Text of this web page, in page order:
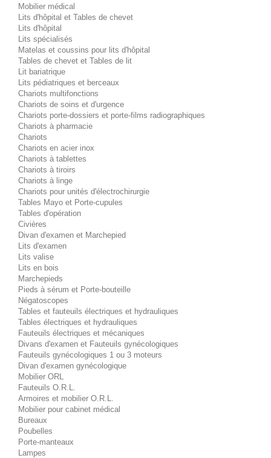
Mobilier médical
Lits d'hôpital et Tables de chevet
Lits d'hôpital
Lits spécialisés
Matelas et coussins pour lits d'hôpital
Tables de chevet et Tables de lit
Lit bariatrique
Lits pédiatriques et berceaux
Chariots multifonctions
Chariots de soins et d'urgence
Chariots porte-dossiers et porte-films radiographiques
Chariots à pharmacie
Chariots
Chariots en acier inox
Chariots à tablettes
Chariots à tiroirs
Chariots à linge
Chariots pour unités d'électrochirurgie
Tables Mayo et Porte-cupules
Tables d'opération
Civières
Divan d'examen et Marchepied
Lits d'examen
Lits valise
Lits en bois
Marchepieds
Pieds à sérum et Porte-bouteille
Négatoscopes
Tables et fauteuils électriques et hydrauliques
Tables électriques et hydrauliques
Fauteuils électriques et mécaniques
Divans d'examen et Fauteuils gynécologiques
Fauteuils gynécologiques 1 ou 3 moteurs
Divan d'examen gynécologique
Mobilier ORL
Fauteuils O.R.L.
Armoires et mobilier O.R.L.
Mobilier pour cabinet médical
Bureaux
Poubelles
Porte-manteaux
Lampes